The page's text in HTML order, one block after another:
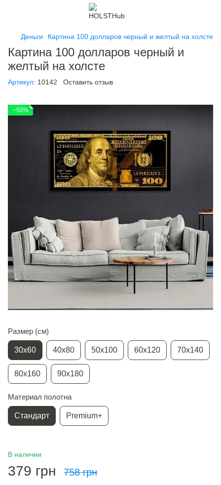
Деньги Картина 100 долларов черный и желтый на холсте
Картина 100 долларов черный и
желтый на холсте
Артикул: 10142 Оставить отзыв
−50%
Размер (см)
30х60 40х80 50х100 60х120 70х140
80х160 90х180
Материал полотна
Стандарт Premium+
В наличии
379 грн 758 грн